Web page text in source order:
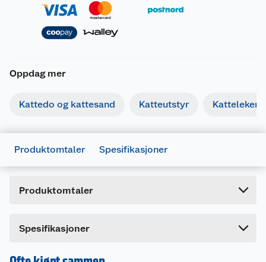
Oppdag mer
Kattedo og kattesand Katteutstyr Katteleker
Produktomtaler Spesifikasjoner
Produktomtaler
Spesifikasjoner
Generelt
Lengde